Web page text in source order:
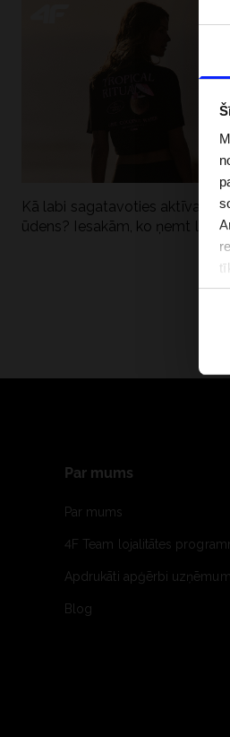
Kā labi sagatavoties aktīvai
ūdens? Iesakām, ko ņemt līdzi
Par mums
Par mums
4F Team lojalitātes
Apdrukāti apģērbi
Blog